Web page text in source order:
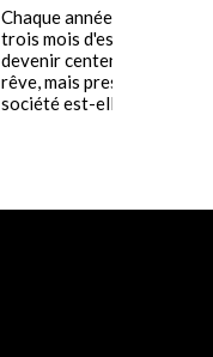
Chaque année, nous
trois mois d'espérance de
devenir centenaire n'est
rêve, mais presque une
société est-elle......